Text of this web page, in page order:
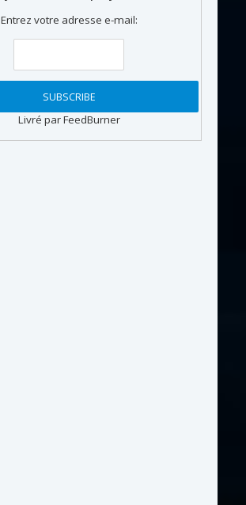
Entrez votre adresse e-mail:
Livré par FeedBurner